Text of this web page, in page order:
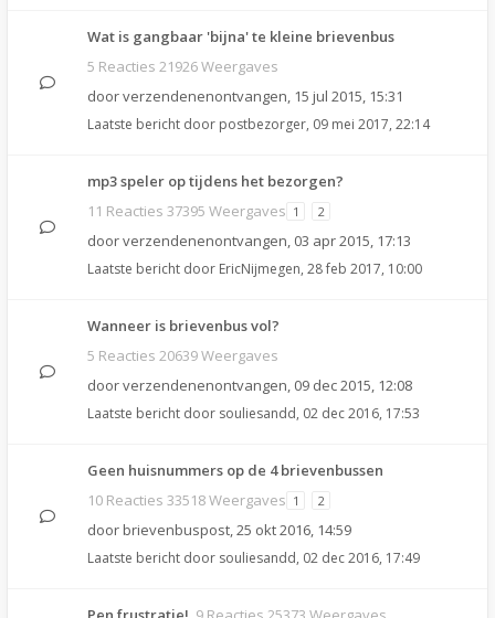
Wat is gangbaar 'bijna' te kleine brievenbus
5 Reacties 21926 Weergaves
doorverzendenenontvangen, 15 jul 2015, 15:31
Laatste bericht door postbezorger, 09 mei 2017, 22:14
mp3 speler op tijdens het bezorgen?
11 Reacties 37395 Weergaves 1 2
doorverzendenenontvangen, 03 apr 2015, 17:13
Laatste bericht door EricNijmegen, 28 feb 2017, 10:00
Wanneer is brievenbus vol?
5 Reacties 20639 Weergaves
doorverzendenenontvangen, 09 dec 2015, 12:08
Laatste bericht door souliesandd, 02 dec 2016, 17:53
Geen huisnummers op de 4 brievenbussen
10 Reacties 33518 Weergaves 1 2
door brievenbuspost,25 okt 2016, 14:59
Laatste bericht door souliesandd, 02 dec 2016, 17:49